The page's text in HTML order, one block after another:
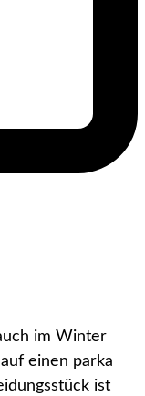
im Winter
einen parka
ist